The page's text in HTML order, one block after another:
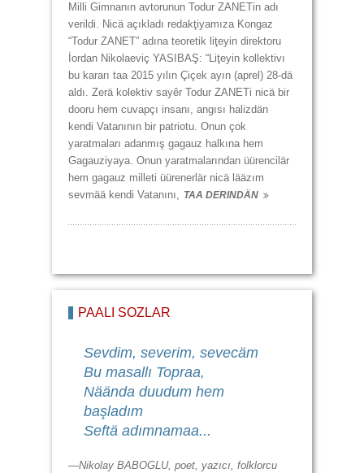
Milli Gimnanın avtorunun Todur ZANETin adı
verildi. Nicä açıkladı redakţiyamıza Kongaz
“Todur ZANET” adına teoretik liţeyin direktoru
İordan Nikolaeviç YASIBAŞ: “Liţeyin kollektivı
bu kararı taa 2015 yılın Çiçek ayın (aprel) 28-dä
aldı. Zerä kolektiv sayêr Todur ZANETi nicä bir
dooru hem cuvapçı insanı, angısı halizdän
kendi Vatanının bir patriotu. Onun çok
yaratmaları adanmış gagauz halkına hem
Gagauziyaya. Onun yaratmalarından üürencilär
hem gagauz milleti üürenerlär nicä lääzım
sevmää kendi Vatanını, TAA DERINDÄN
PAALI SÖZLÄR
Sevdim, severim, sevecäm
Bu masallı Topraa,
Näända duudum hem
başladım
Seftä adımnamaa...
—Nikolay BABOGLU, poet, yazıcı, folklorcu